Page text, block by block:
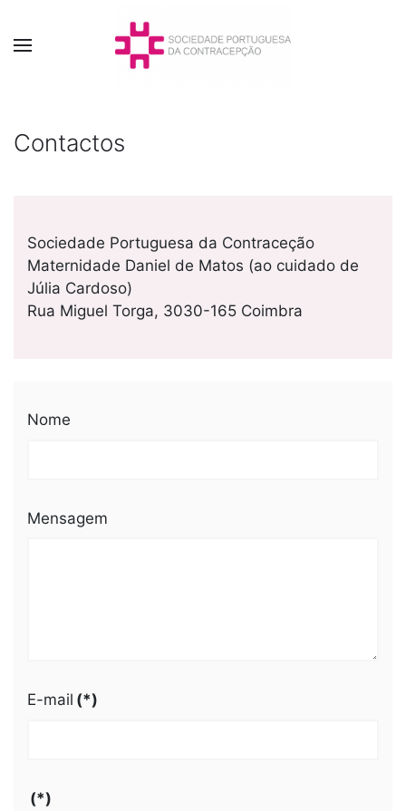
Contactos
Sociedade Portuguesa da Contraceção
Maternidade Daniel de Matos (ao cuidado de
Júlia Cardoso)
Rua Miguel Torga, 3030-165 Coimbra
Nome
Mensagem
E-mail (*)
(*)